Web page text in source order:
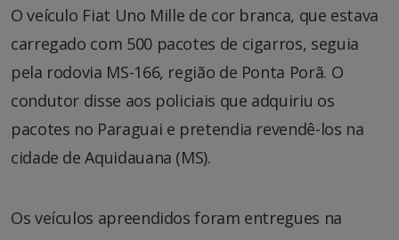
O veículo Fiat Uno Mille de cor branca, que estava
carregado com 500 pacotes de cigarros, seguia
pela rodovia MS-166, região de Ponta Porã. O
condutor disse aos policiais que adquiriu os
pacotes no Paraguai e pretendia revendê-los na
cidade de Aquidauana (MS).
Os veículos apreendidos foram entregues na